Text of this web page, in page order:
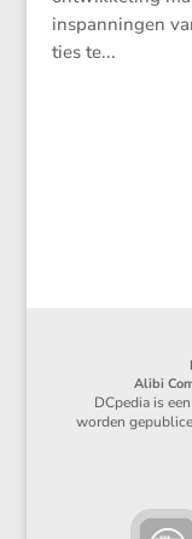
inspan­ningen
ties te...
Alibi
DCpedia is
worden